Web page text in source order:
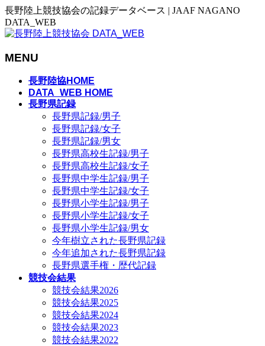
長野陸上競技協会の記録データベース | JAAF NAGANO
DATA_WEB
MENU
長野陸協HOME
DATA_WEB HOME
長野県記録
長野県記録/男子
長野県記録/女子
長野県記録/男女
長野県高校生記録/男子
長野県高校生記録/女子
長野県中学生記録/男子
長野県中学生記録/女子
長野県小学生記録/男子
長野県小学生記録/女子
長野県小学生記録/男女
今年樹立された長野県記録
今年追加された長野県記録
長野県選手権・歴代記録
競技会結果
競技会結果2026
競技会結果2025
競技会結果2024
競技会結果2023
競技会結果2022